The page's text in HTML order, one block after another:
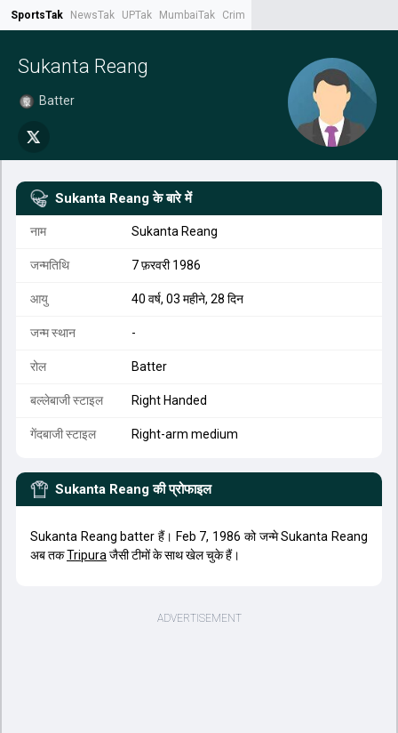
SportsTak NewsTak UPTak MumbaiTak CrimeTak
Sukanta Reang
Batter
Sukanta Reang के बारे में
नाम Sukanta Reang
जन्मतिथि 7 फ़रवरी 1986
आयु 40 वर्ष, 03 महीने, 28 दिन
जन्म स्थान -
रोल Batter
बल्लेबाजी स्टाइल Right Handed
गेंदबाजी स्टाइल Right-arm medium
Sukanta Reang की प्रोफाइल
Sukanta Reang batter हैं। Feb 7, 1986 को जन्मे Sukanta Reang
अब तकTripura जैसी टीमों के साथ खेल चुके हैं।